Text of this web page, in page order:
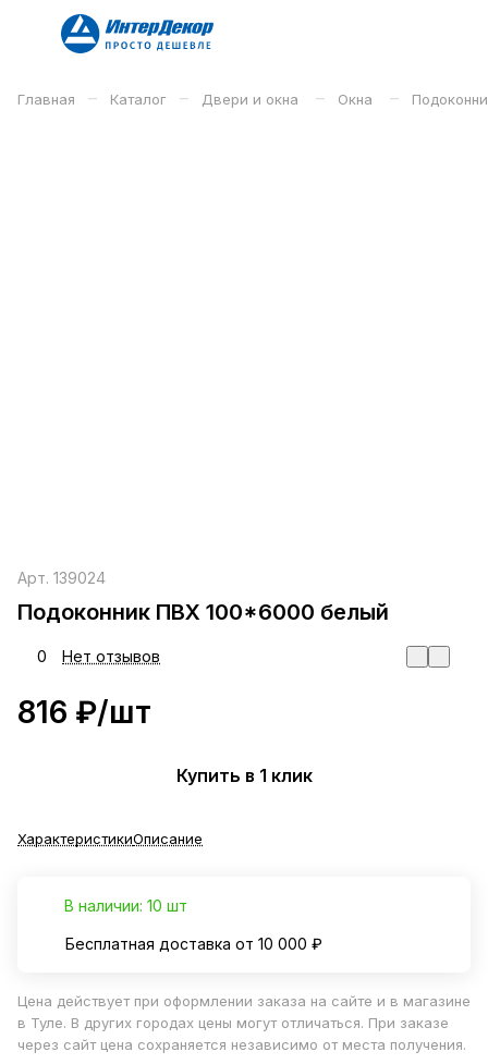
Главная – Каталог – Двери и окна – Окна –
Арт. 139024
Подоконник ПВХ 100*6000 белый
0 Нет отзывов
816 ₽/шт
Купить в 1 клик
ХарактеристикиОписание
В наличии: 10 шт
Бесплатная доставка от 10 000 ₽
Цена действует при оформлении заказа на сайте и в магазине
в Туле. В других городах цены могут отличаться. При заказе
через сайт цена сохраняется независимо от места получения.